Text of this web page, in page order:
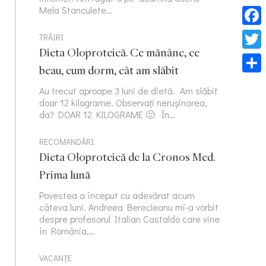
Mela Stanculete…
TRĂIRI
Dieta Oloproteică. Ce mănânc, ce
beau, cum dorm, cât am slăbit
Au trecut aproape 3 luni de dietă. Am slăbit
doar 12 kilograme. Observați nerușinarea,
da? DOAR 12 KILOGRAME 🙂 În…
RECOMANDĂRI
Dieta Oloproteică de la Cronos Med.
Prima lună
Povestea a început cu adevărat acum
câteva luni. Andreea Berecleanu mi-a vorbit
despre profesorul Italian Castaldo care vine
în România,…
VACANȚE